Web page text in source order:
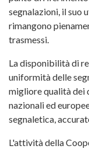
segnalazioni, il suo
rimangono
trasmessi.
La disponibilità di
uniformità delle
migliore qualità dei
nazionali ed
segnaletica,
L'attività della